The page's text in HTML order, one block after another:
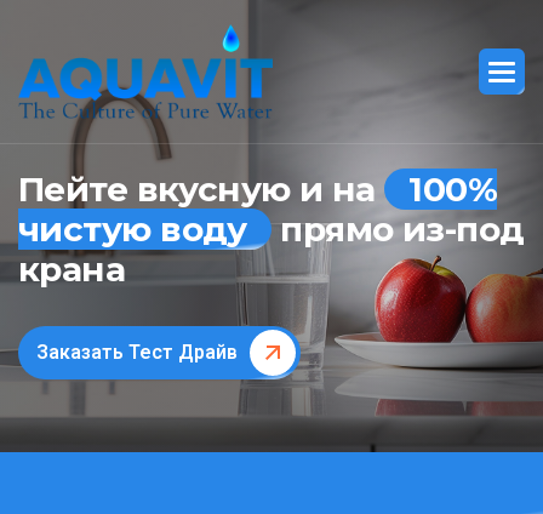
Пейте вкусную и на
100%
чистую воду прямо из-под
крана
Заказать Тест Драйв